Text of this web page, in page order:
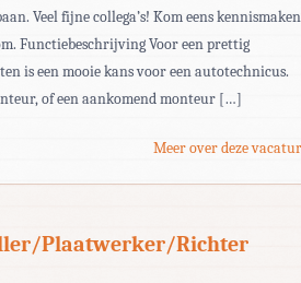
Veel fijne collega’s! Kom eens
Functiebeschrijving Voor een prettig
is een mooie kans voor een autotechnicus.
of een aankomend monteur […]
Meer over deze
Plaatwerker/Richter